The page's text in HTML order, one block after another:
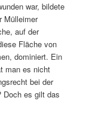
war, bildete
Mülleimer
auf der
Fläche von
dominiert. Ein
man es nicht
bei der
Doch es gilt das